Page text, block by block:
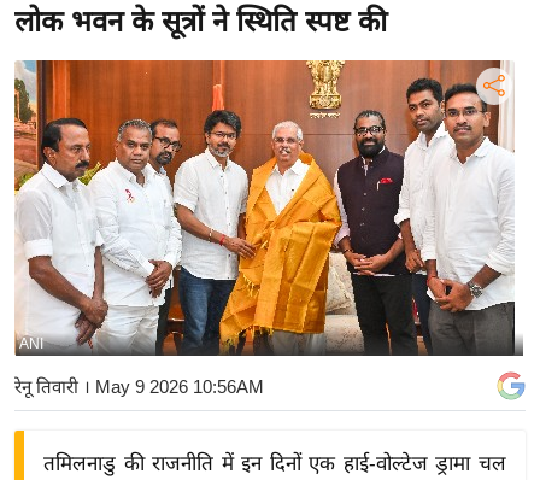
र
रा
ष्ट्री
य
अं
त
र्रा
ष्ट्री
बि
ज़
ने
लोक भवन के सूत्रों ने स्थिति स्पष्ट की
ANI
रेनू तिवारी । May 9 2026 10:56AM
तमिलनाडु की राजनीति में इन दिनों एक हाई-वोल्टेज ड्रामा चल